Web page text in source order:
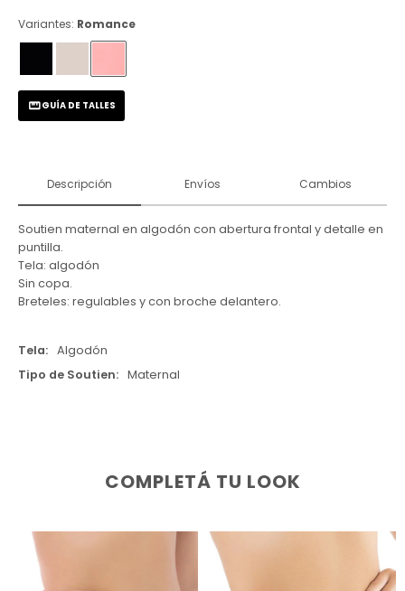
Variantes: Romance
GUÍA DE TALLES
Descripción Envíos Cambios
Soutien maternal en algodón con abertura frontal y detalle en
puntilla.
Tela: algodón
Sin copa.
Breteles: regulables y con broche delantero.
Tela
Algodón
Tipo de Soutien
Maternal
COMPLETÁ TU LOOK